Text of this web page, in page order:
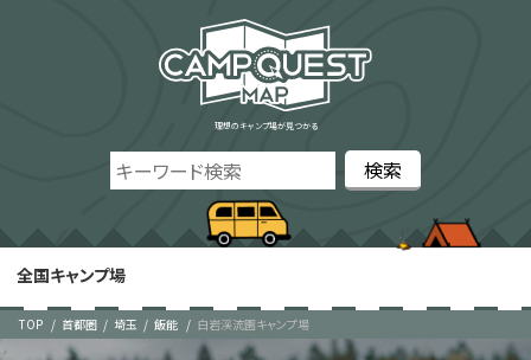
理想のキャンプ場が見つかる
全国キャンプ場
TOP 首都圏 埼玉 飯能 白岩渓流園キャンプ場